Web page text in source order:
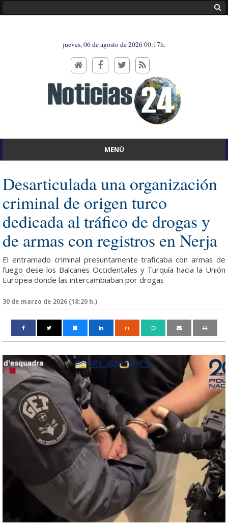
jueves, 06 de agosto de 202600:17h.
MENÚ
Desarticulada una organización
criminal de origen turco
dedicada al tráfico de drogas y
de armas con registros en Nerja
El entramado criminal presuntamente traficaba con armas de
fuego dese los Balcanes Occidentales y Turquía hacia la Unión
Europea donde las intercambiaban por drogas
30 de marzo de 2026 (18:20 h.)
m